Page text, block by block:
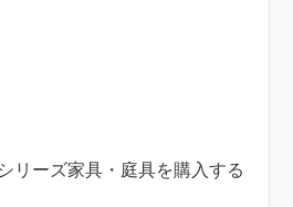
リーズ家具・庭具を購入する